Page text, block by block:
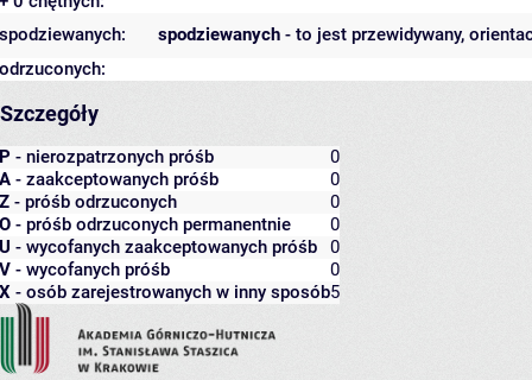
spodziewanych - to jest przewidywany,
spodziewanych:
odrzuconych:
Szczegóły
P - nierozpatrzonych próśb
0
A - zaakceptowanych próśb
0
Z - próśb odrzuconych
0
O - próśb odrzuconych permanentnie
0
U - wycofanych zaakceptowanych próśb
0
V - wycofanych próśb
0
X - osób zarejestrowanych w inny sposób5